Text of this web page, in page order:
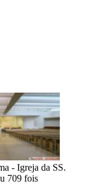
- Igreja da SS.
709 fois